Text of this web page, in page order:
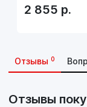
2 855 р.
Отзывы 0
Отзывы